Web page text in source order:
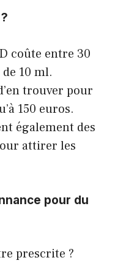
coûte entre 30
10 ml.
trouver pour
150 euros.
également des
attirer les
pour du
prescrite ?